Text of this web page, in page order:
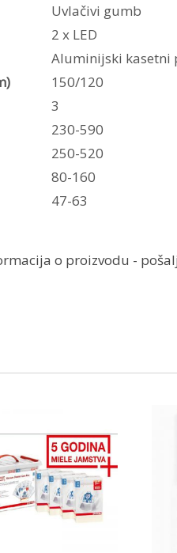
Uvlačivi gumb
2 x LED
Aluminijski kasetni
150/120
3
230-590
250-520
80-160
47-63
o proizvodu -